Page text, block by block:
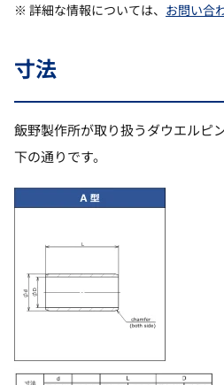
※ 詳細な情報については、 お問い合
寸法
飯野製作所が取り扱うダウエルピ
下の通りです。